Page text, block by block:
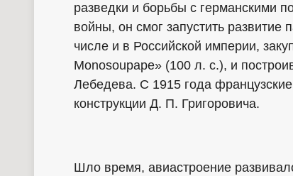
разведки и борьбы с германскими
войны, он смог запустить
числе и в Российской империи,
Monosoupape» (100 л. с.), и
Лебедева. С 1915 года
конструкции Д. П. Григоровича.
Шло время, авиастроение